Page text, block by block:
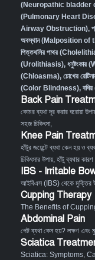
(Neuropathic bladder
(Pulmonary Heart
Airway Obstruction),
অবস্থান (Malposition of
পিত্তথলির পাথর
(Urolithiasis),
(Chloasma), চোখের
(Color Blindness),
Back Pain
কোমর ব্যথা দূর করার ঘরোয়া
সহজ চিকিৎসা,
Knee Pain
হাঁটুর জয়েন্টে ব্যথা কেন হয় ও
চিকিৎসার উপায়, হাঁটু ব্যথার
IBS - Irritable
আইবিএস (IBS) থেকে মুক্তির
Cupping Therapy
The Benefits of
Abdominal Pain
পেট ব্যথা কেন হয়? লক্ষণ এবং
Sciatica
Sciatica: Symptoms,